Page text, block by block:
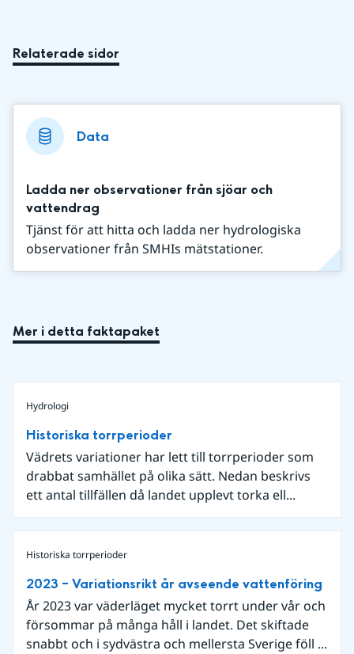
Relaterade sidor
Data
Ladda ner observationer från sjöar och
vattendrag
Tjänst för att hitta och ladda ner hydrologiska
observationer från SMHIs mätstationer.
Mer i detta faktapaket
Hydrologi
Historiska torrperioder
Vädrets variationer har lett till torrperioder som
drabbat samhället på olika sätt. Nedan beskrivs
ett antal tillfällen då landet upplevt torka ell...
Historiska torrperioder
2023 – Variationsrikt år avseende vattenföring
År 2023 var väderläget mycket torrt under vår och
försommar på många håll i landet. Det skiftade
snabbt och i sydvästra och mellersta Sverige föll ...